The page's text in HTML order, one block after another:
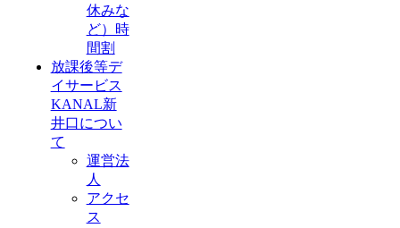
休みな
ど）時
間割
放課後等デ
イサービス
KANAL新
井口につい
て
運営法
人
アクセ
ス